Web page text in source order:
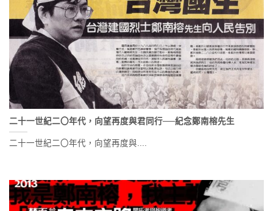
二十一世紀二〇年代，向望再度與君同行──紀念鄭南榕先生
二十一世紀二〇年代，向望再度與....